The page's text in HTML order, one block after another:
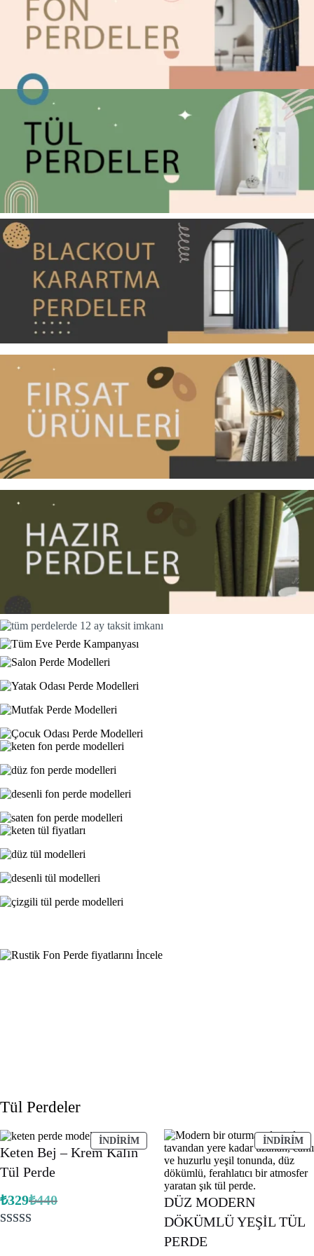
Tül Perdeler
İNDIRIMİNDIRIMDEKI
ÜRÜN
Keten Bej – Krem Kalın
Tül Perde
₺440
Orijinal
fiyat:
₺329Şu
andaki
İNDIRIM
DÜZ MODERN
DÖKÜMLÜ YEŞİL TÜL
PERDE